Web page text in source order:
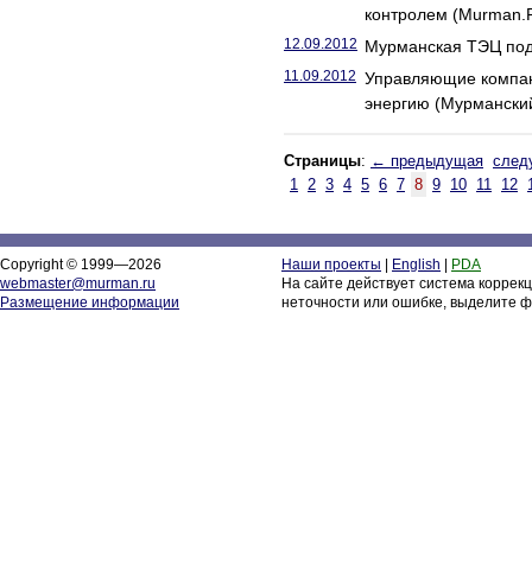
контролем
12.09.2012 Мурманская ТЭЦ
11.09.2012 Управляющие
энергию
Страницы: ← предыдущая
1 2 3 4 5 6 7 8 9 10 11 12
Copyright © 1999—2026
webmaster@murman.ru
Размещение информации
Наши проекты English
PDA
На сайте действует система
неточности или ошибке, выделите